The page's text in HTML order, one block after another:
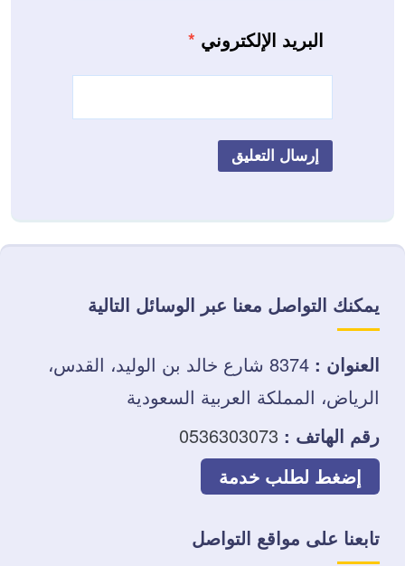
البريد الإلكتروني *
يمكنك التواصل معنا عبر الوسائل التالية
العنوان :
8374 شارع خالد بن الوليد، القدس،
الرياض، المملكة العربية السعودية
رقم الهاتف : 0536303073
إضغط لطلب خدمة
تابعنا على مواقع التواصل